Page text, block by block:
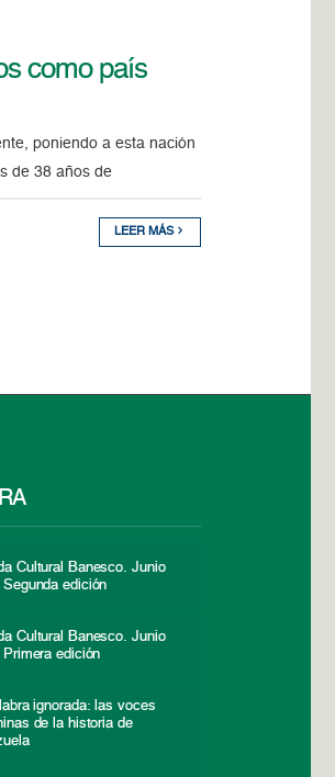
como país
poniendo a esta nación
de 38 años de
LEER MÁS
Cultural Banesco. Junio
Segunda edición
Cultural Banesco. Junio
Primera edición
ignorada: las voces
de la historia de